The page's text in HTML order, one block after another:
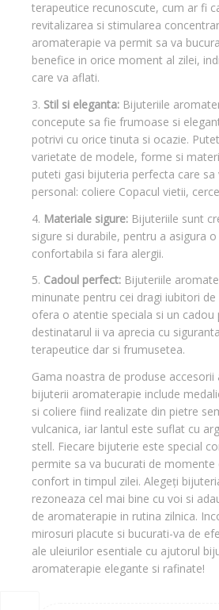
terapeutice recunoscute, cum ar fi
revitalizarea si stimularea
aromaterapie va permit sa va
benefice in orice moment al zilei,
care va aflati.
3. Stil si eleganta: Bijuteriile
concepute sa fie frumoase si
potrivi cu orice tinuta si ocazie.
varietate de modele, forme si
puteti gasi bijuteria perfecta care
personal: coliere Copacul vietii,
4. Materiale sigure: Bijuteriile sunt
sigure si durabile, pentru a asigura
confortabila si fara alergii.
5. Cadoul perfect: Bijuteriile
minunate pentru cei dragi iubitori de
ofera o atentie speciala si un cadou
destinatarul ii va aprecia cu
terapeutice dar si frumusetea.
Gama noastra de produse
bijuterii aromaterapie include
si coliere fiind realizate din pietre
vulcanica, iar lantul este suflat cu
stell. Fiecare bijuterie este special
permite sa va bucurati de momente
confort in timpul zilei. Alegeți
rezoneaza cel mai bine cu voi si
de aromaterapie in rutina zilnica.
mirosuri placute si bucurati-va de
ale uleiurilor esentiale cu ajutorul
aromaterapie elegante si rafinate!